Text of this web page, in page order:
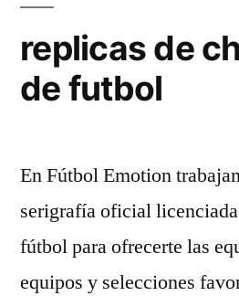
replicas de
de futbol
En Fútbol Emotion
serigrafía oficial
fútbol para ofrecerte las
equipos y selecciones